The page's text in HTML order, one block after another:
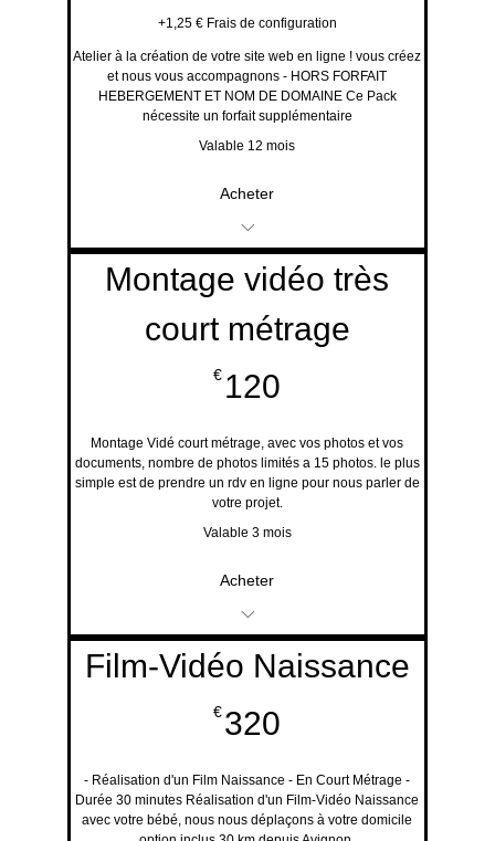
+1,25 € Frais de configuration
Atelier à la création de votre site web en ligne ! vous créez
et nous vous accompagnons - HORS FORFAIT
HEBERGEMENT ET NOM DE DOMAINE Ce Pack
nécessite un forfait supplémentaire
Valable 12 mois
Acheter
Evènements et Offres
promotionnelles
Service disponible en
ligne Gratuit
Suivi et "Cours
Personnalisés"
Montage vidéo très
court métrage
€ 120
Montage Vidé court métrage, avec vos photos et vos
documents, nombre de photos limités a 15 photos. le plus
simple est de prendre un rdv en ligne pour nous parler de
votre projet.
Valable 3 mois
Acheter
Montage vidéo très
court métrage
Film-Vidéo Naissance
€320
- Réalisation d'un Film Naissance - En Court Métrage -
Durée 30 minutes Réalisation d'un Film-Vidéo Naissance
avec votre bébé, nous nous déplaçons à votre domicile